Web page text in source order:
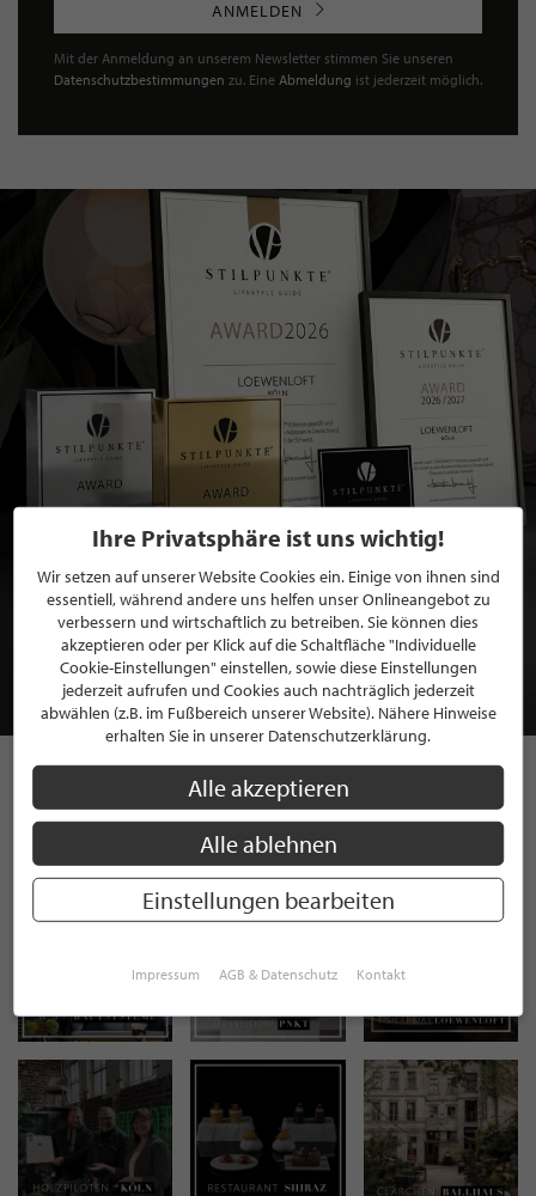
ANMELDEN
Mit der Anmeldung an unserem Newsletter stimmen Sie unseren
Datenschutzbestimmungen zu. Eine Abmeldung ist jederzeit möglich.
BEWERBEN SIE SICH FÜR EINE GRATIS
MITGLIEDSCHAFT BEI STILPUNKTE®
JETZT GRATIS BEWERBEN
STILPUNKTE AUF
INSTAGRAM
Ihre Privatsphäre ist uns wichtig!
Wir setzen auf unserer Website Cookies ein. Einige von ihnen sind
essentiell, während andere uns helfen unser Onlineangebot zu
verbessern und wirtschaftlich zu betreiben. Sie können dies
akzeptieren oder per Klick auf die Schaltfläche "Individuelle
Cookie-Einstellungen" einstellen, sowie diese Einstellungen
jederzeit aufrufen und Cookies auch nachträglich jederzeit
abwählen (z.B. im Fußbereich unserer Website). Nähere Hinweise
erhalten Sie in unserer Datenschutzerklärung.
Alle akzeptieren
Alle ablehnen
Einstellungen bearbeiten
Impressum AGB & Datenschutz Kontakt